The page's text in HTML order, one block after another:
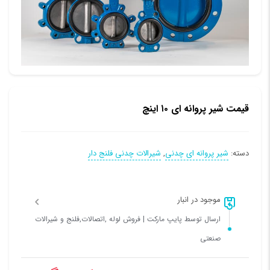
قیمت شیر پروانه ای ۱۰ اینچ
دسته: شیر پروانه ای چدنی, شیرالات چدنی فلنج دار
موجود در انبار
ارسال توسط پایپ مارکت | فروش لوله ,اتصالات,فلنج و شیرالات
صنعتی